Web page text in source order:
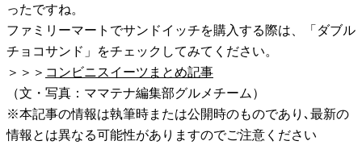
ったですね。
ファミリーマートでサンドイッチを購入する際は、「ダブル
チョコサンド」をチェックしてみてください。
＞＞＞ コンビニスイーツまとめ記事
（文・写真：ママテナ編集部グルメチーム）
※本記事の情報は執筆時または公開時のものであり､最新の
情報とは異なる可能性がありますのでご注意ください